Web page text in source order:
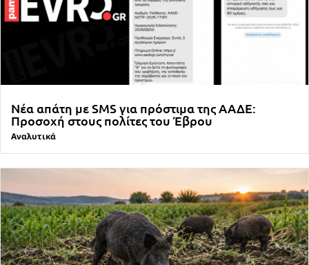
Νέα απάτη με SMS για πρόστιμα της ΑΑΔΕ:
Προσοχή στους πολίτες του Έβρου
Αναλυτικά